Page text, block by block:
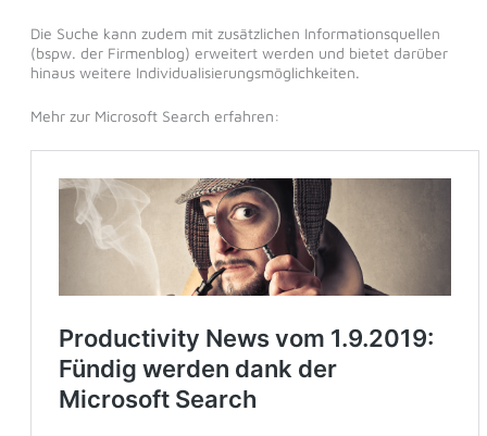
Die Suche kann zudem mit zusätzlichen Informationsquellen
(bspw. der Firmenblog) erweitert werden und bietet darüber
hinaus weitere Individualisierungsmöglichkeiten.
Mehr zur Microsoft Search erfahren: